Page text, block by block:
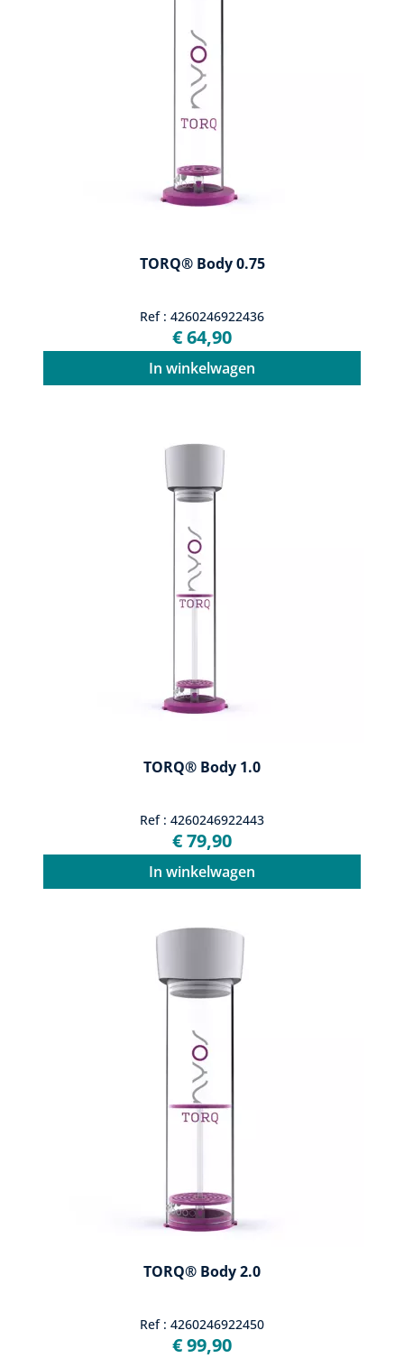
TORQ® Body 0.75
Ref : 4260246922436
€ 64,90
In winkelwagen
TORQ® Body 1.0
Ref : 4260246922443
€ 79,90
In winkelwagen
TORQ® Body 2.0
Ref : 4260246922450
€ 99,90